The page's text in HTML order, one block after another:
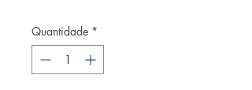
Quantidade *